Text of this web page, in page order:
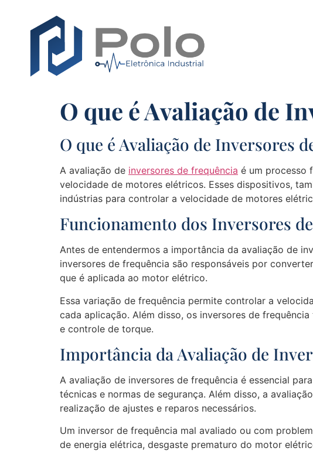
O que é Avaliação de
O que é Avaliação de Inversores
A avaliação de inversores de frequência é um processo
velocidade de motores elétricos. Esses dispositivos,
indústrias para controlar a velocidade de motores
Funcionamento dos Inversores
Antes de entendermos a importância da avaliação de
inversores de frequência são responsáveis por
que é aplicada ao motor elétrico.
Essa variação de frequência permite controlar a
cada aplicação. Além disso, os inversores de
e controle de torque.
Importância da Avaliação de
A avaliação de inversores de frequência é essencial
técnicas e normas de segurança. Além disso, a
realização de ajustes e reparos necessários.
Um inversor de frequência mal avaliado ou com
de energia elétrica, desgaste prematuro do motor